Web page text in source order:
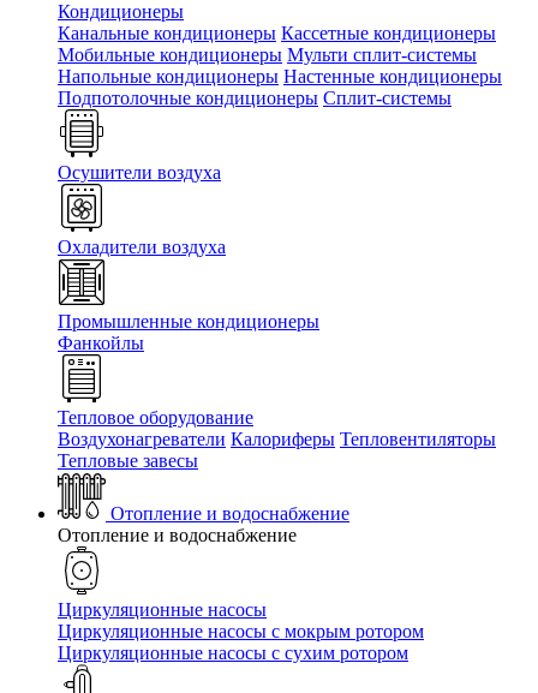
Кондиционеры
Канальные кондиционеры Кассетные кондиционеры
Мобильные кондиционеры Мульти сплит-системы
Напольные кондиционеры Настенные кондиционеры
Подпотолочные кондиционеры Сплит-системы
Осушители воздуха
Охладители воздуха
Промышленные кондиционеры
Фанкойлы
Тепловое оборудование
Воздухонагреватели Калориферы Тепловентиляторы
Тепловые завесы
Отопление и водоснабжение
Отопление и водоснабжение
Циркуляционные насосы
Циркуляционные насосы с мокрым ротором
Циркуляционные насосы с сухим ротором